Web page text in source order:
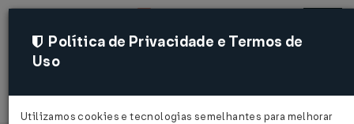
Acessar
Política de Privacidade e Termos de
Uso
Utilizamos cookies e tecnologias semelhantes para melhorar